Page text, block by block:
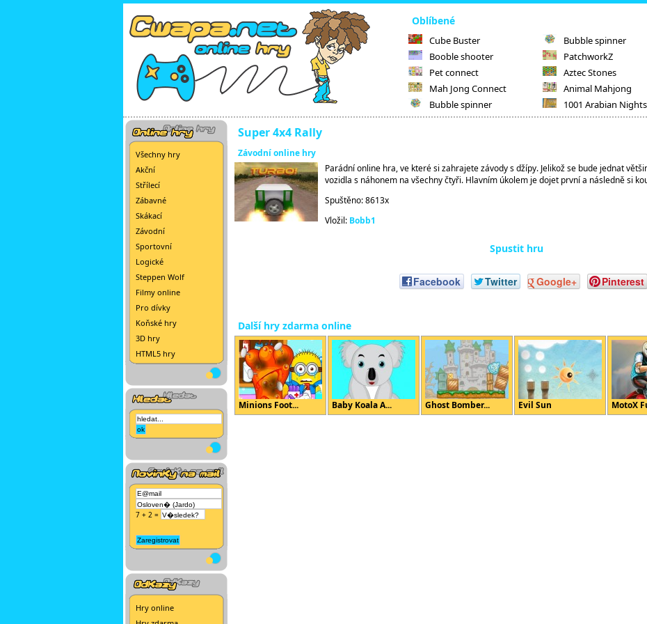
Oblíbené
Cube Buster
Booble shooter
Pet connect
Mah Jong Connect
Bubble spinner
Bubble spinner
PatchworkZ
Aztec Stones
Animal Mahjong
1001 Arabian Nights
Všechny hry
Akční
Střílecí
Zábavné
Skákací
Závodní
Sportovní
Logické
Steppen Wolf
Filmy online
Pro dívky
Koňské hry
3D hry
HTML5 hry
7 + 2 =
Hry online
Super 4x4 Rally
Závodní online hry
Parádní online hra, ve které si zahrajete závody s džípy. Jelikož se bude jednat
vozidla s náhonem na všechny čtyři. Hlavním úkolem je dojet první a následně si
Spuštěno: 8613x
Vložil: Bobb1
Spustit hru
Facebook Twitter Google+ Pinterest
Další hry zdarma online
Minions Foot... Baby Koala A... Ghost Bomber... Evil Sun MotoX